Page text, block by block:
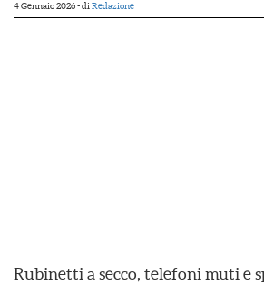
4 Gennaio 2026- di Redazione
Rubinetti a secco, telefoni muti e